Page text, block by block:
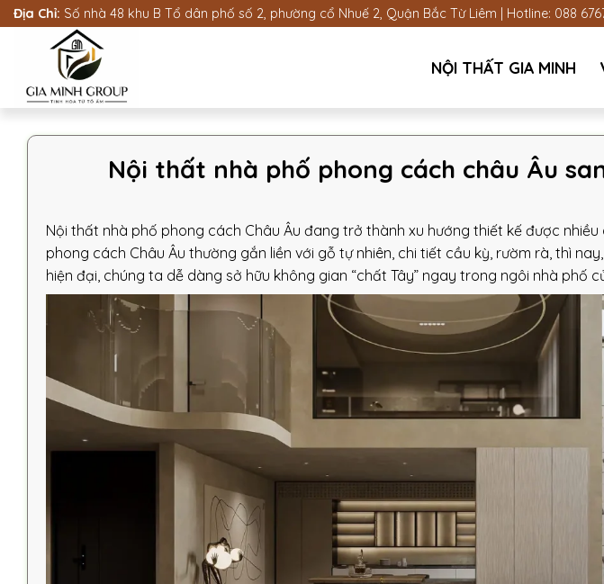
Bỏ
qua
Địa Chỉ: Số nhà 48 khu B Tổ dân phố số 2, phường cổ Nhuế 2, Quận Bắc Từ Liêm | Hotline: 088
NỘI THẤT GIA MINH
Nội thất nhà phố phong cách châu Âu
Nội thất nhà phố phong cách Châu Âu đang trở thành xu hướng thiết kế được
phong cách Châu Âu thường gắn liền với gỗ tự nhiên, chi tiết cầu kỳ, rườm rà, thì
hiện đại, chúng ta dễ dàng sở hữu không gian “chất Tây” ngay trong ngôi nhà phố